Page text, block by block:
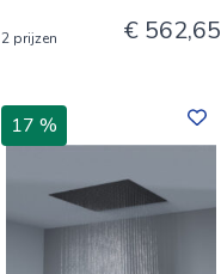
2 prijzen € 562,65
17 %